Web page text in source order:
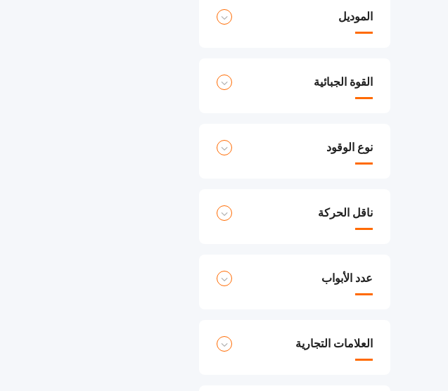
الموديل
القوة الجبائية
نوع الوقود
ناقل الحركة
عدد الأبواب
العلامات التجارية